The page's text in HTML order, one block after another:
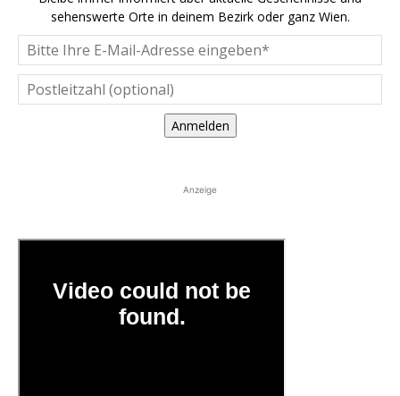
sehenswerte Orte in deinem Bezirk oder ganz Wien.
Anmelden
Anzeige